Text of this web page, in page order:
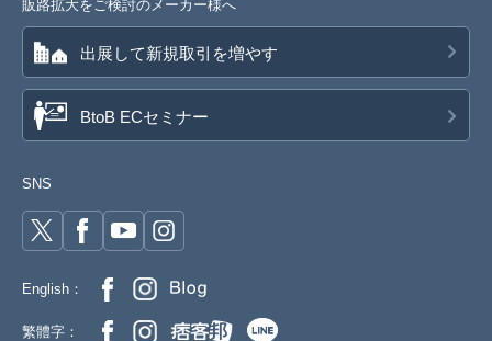
販路拡大をご検討のメーカー様へ
出展して新規取引を増やす
BtoB ECセミナー
SNS
English：
繁體字：